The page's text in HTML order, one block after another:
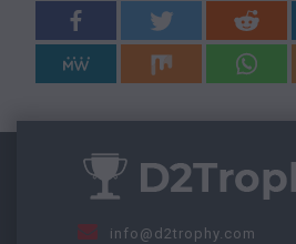
info@d2trophy.com